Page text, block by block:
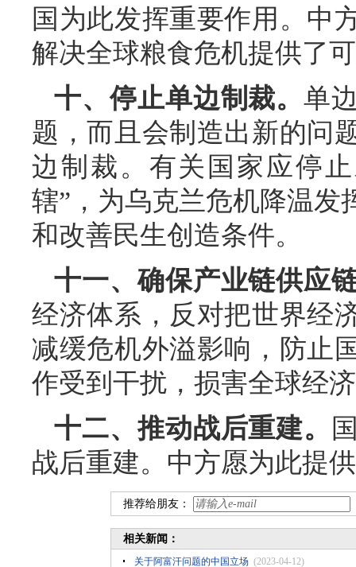
国为此发挥重要作用。中
解决全球粮食危机提供了
十、停止单边制裁。单
题，而且会制造出新的问
边制裁。有关国家应停
辖”，为乌克兰危机降温发
和改善民生创造条件。
十一、确保产业链供应
经济体系，反对把世界经
减缓危机外溢影响，防止
作受到干扰，损害全球经
十二、推动战后重建。
战后重建。中方愿为此提
推荐给朋友：
相关新闻：
关于阿富汗问题的中国立场 (2023-04-12)